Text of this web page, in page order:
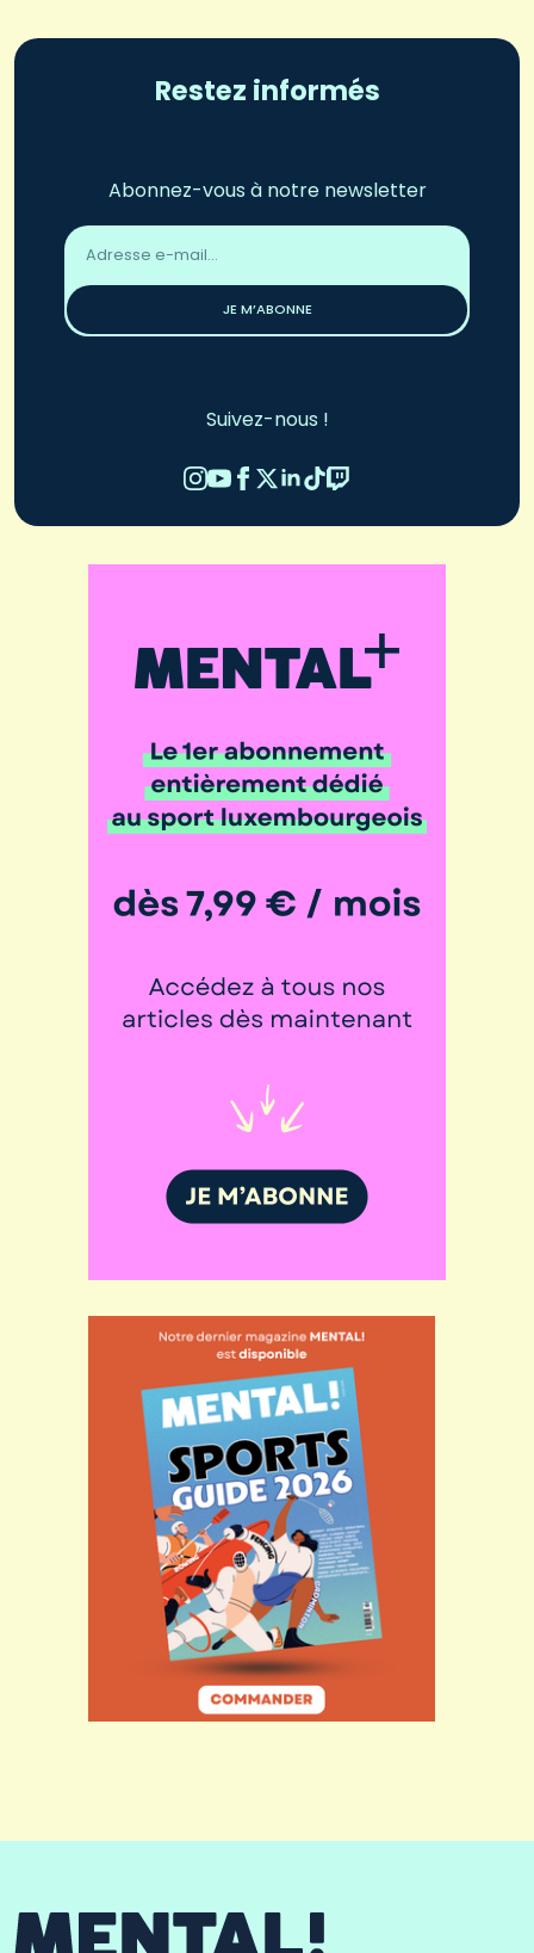
Restez informés
Abonnez-vous à notre newsletter
Adresse
email
JE M’ABONNE
Suivez-nous !